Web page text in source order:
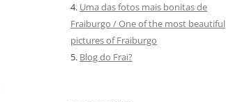
4. Uma das fotos mais bonitas de
Fraiburgo / One of the most beautiful
pictures of Fraiburgo
5. Blog do Frai?